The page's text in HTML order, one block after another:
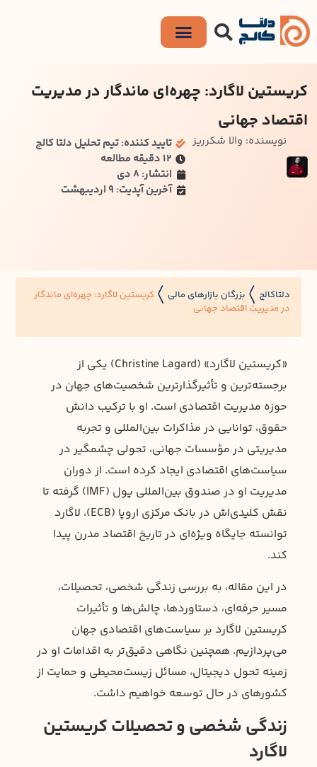
کریستین لاگارد: چهره‌ای ماندگار در مدیریت
اقتصاد جهانی
نویسنده: والا شکرریز
تایید کننده: تیم تحلیل دلتا کالج
۱۲ دقیقه مطالعه
انتشار: 8 دی
آخرین آپدیت: 9 اردیبهشت
دلتاکالج بزرگان بازارهای مالی
کریستین لاگارد: چهره‌ای ماندگار
در مدیریت اقتصاد جهانی
«کریستین لاگارد» (Christine Lagard) یکی از
برجسته‌ترین و تأثیرگذارترین شخصیت‌های جهان در
حوزه مدیریت اقتصادی است. او با ترکیب دانش
حقوق، توانایی در مذاکرات بین‌المللی و تجربه
مدیریتی در مؤسسات جهانی، تحولی چشمگیر در
سیاست‌های اقتصادی ایجاد کرده است. از دوران
مدیریت او در صندوق بین‌المللی پول (IMF) گرفته تا
نقش کلیدی‌اش در بانک مرکزی اروپا (ECB)، لاگارد
توانسته جایگاه ویژه‌ای در تاریخ اقتصاد مدرن پیدا
کند.
در این مقاله، به بررسی زندگی شخصی، تحصیلات،
مسیر حرفه‌ای، دستاوردها، چالش‌ها و تأثیرات
کریستین لاگارد بر سیاست‌های اقتصادی جهان
می‌پردازیم. همچنین نگاهی دقیق‌تر به اقدامات او در
زمینه تحول دیجیتال، مسائل زیست‌محیطی و حمایت از
کشورهای در حال توسعه خواهیم داشت.
زندگی شخصی و تحصیلات کریستین
لاگارد